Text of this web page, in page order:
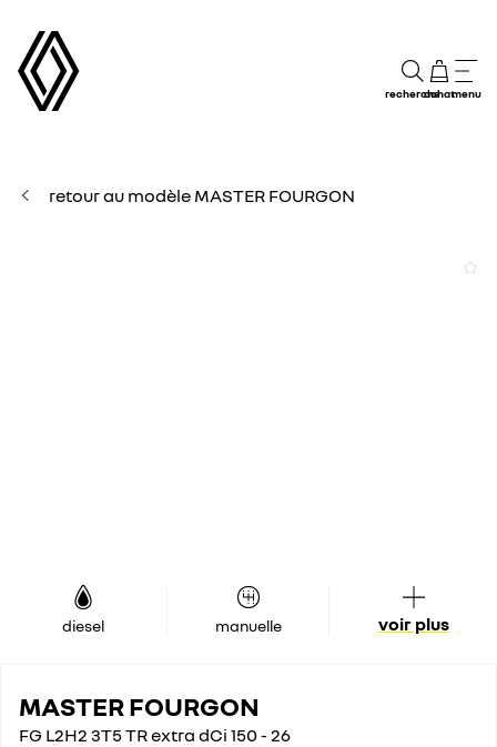
rechercheachatmenu
retour au modèle MASTER FOURGON
diesel manuelle voir plus
MASTER FOURGON
FG L2H2 3T5 TR extra dCi 150 - 26